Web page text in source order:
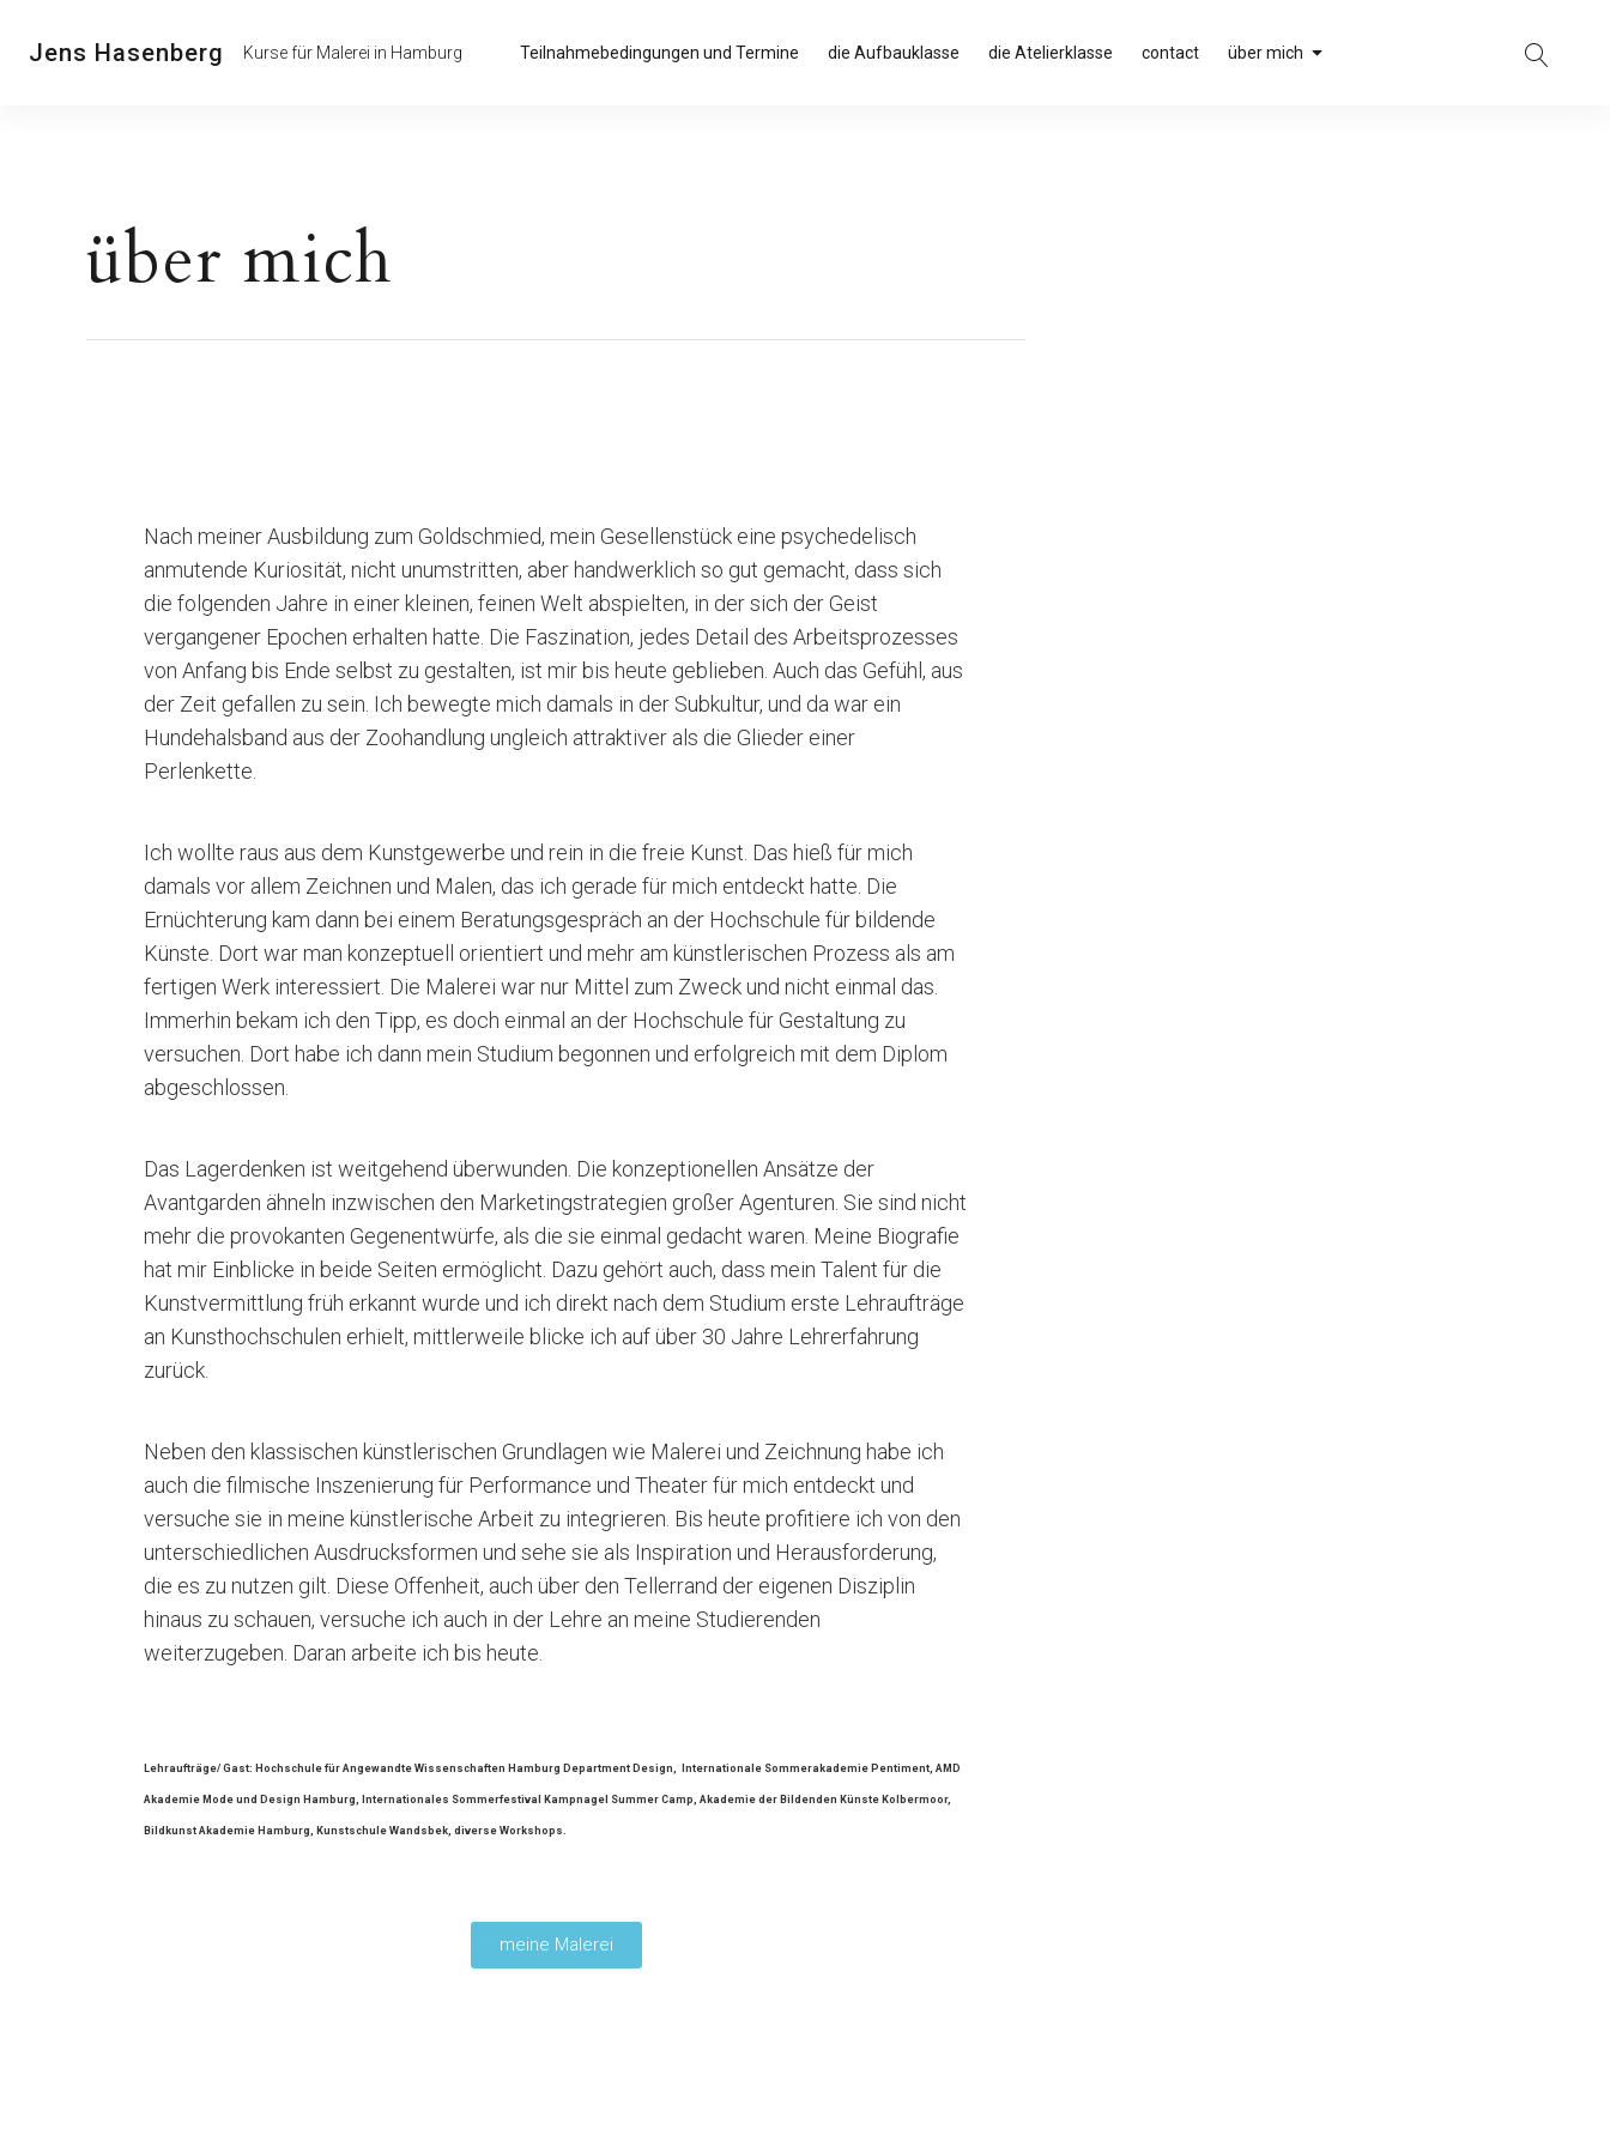
Jens Hasenberg Kurse für Malerei in Hamburg Teilnahmebedingungen und Termine die Aufbauklasse die Atelierklasse contact über mich
über mich
Nach meiner Ausbildung zum Goldschmied, mein Gesellenstück eine psychedelisch
anmutende Kuriosität, nicht unumstritten, aber handwerklich so gut gemacht, dass sich
die folgenden Jahre in einer kleinen, feinen Welt abspielten, in der sich der Geist
vergangener Epochen erhalten hatte. Die Faszination, jedes Detail des Arbeitsprozesses
von Anfang bis Ende selbst zu gestalten, ist mir bis heute geblieben. Auch das Gefühl, aus
der Zeit gefallen zu sein. Ich bewegte mich damals in der Subkultur, und da war ein
Hundehalsband aus der Zoohandlung ungleich attraktiver als die Glieder einer
Perlenkette.
Ich wollte raus aus dem Kunstgewerbe und rein in die freie Kunst. Das hieß für mich
damals vor allem Zeichnen und Malen, das ich gerade für mich entdeckt hatte. Die
Ernüchterung kam dann bei einem Beratungsgespräch an der Hochschule für bildende
Künste. Dort war man konzeptuell orientiert und mehr am künstlerischen Prozess als am
fertigen Werk interessiert. Die Malerei war nur Mittel zum Zweck und nicht einmal das.
Immerhin bekam ich den Tipp, es doch einmal an der Hochschule für Gestaltung zu
versuchen. Dort habe ich dann mein Studium begonnen und erfolgreich mit dem Diplom
abgeschlossen.
Das Lagerdenken ist weitgehend überwunden. Die konzeptionellen Ansätze der
Avantgarden ähneln inzwischen den Marketingstrategien großer Agenturen. Sie sind nicht
mehr die provokanten Gegenentwürfe, als die sie einmal gedacht waren. Meine Biografie
hat mir Einblicke in beide Seiten ermöglicht. Dazu gehört auch, dass mein Talent für die
Kunstvermittlung früh erkannt wurde und ich direkt nach dem Studium erste Lehraufträge
an Kunsthochschulen erhielt, mittlerweile blicke ich auf über 30 Jahre Lehrerfahrung
zurück.
Neben den klassischen künstlerischen Grundlagen wie Malerei und Zeichnung habe ich
auch die filmische Inszenierung für Performance und Theater für mich entdeckt und
versuche sie in meine künstlerische Arbeit zu integrieren. Bis heute profitiere ich von den
unterschiedlichen Ausdrucksformen und sehe sie als Inspiration und Herausforderung,
die es zu nutzen gilt. Diese Offenheit, auch über den Tellerrand der eigenen Disziplin
hinaus zu schauen, versuche ich auch in der Lehre an meine Studierenden
weiterzugeben. Daran arbeite ich bis heute.
Lehraufträge/ Gast: Hochschule für Angewandte Wissenschaften Hamburg Department Design, Internationale Sommerakademie Pentiment, AMD
Akademie Mode und Design Hamburg, Internationales Sommerfestival Kampnagel Summer Camp, Akademie der Bildenden Künste Kolbermoor,
Bildkunst Akademie Hamburg, Kunstschule Wandsbek, diverse Workshops.
meine Malerei